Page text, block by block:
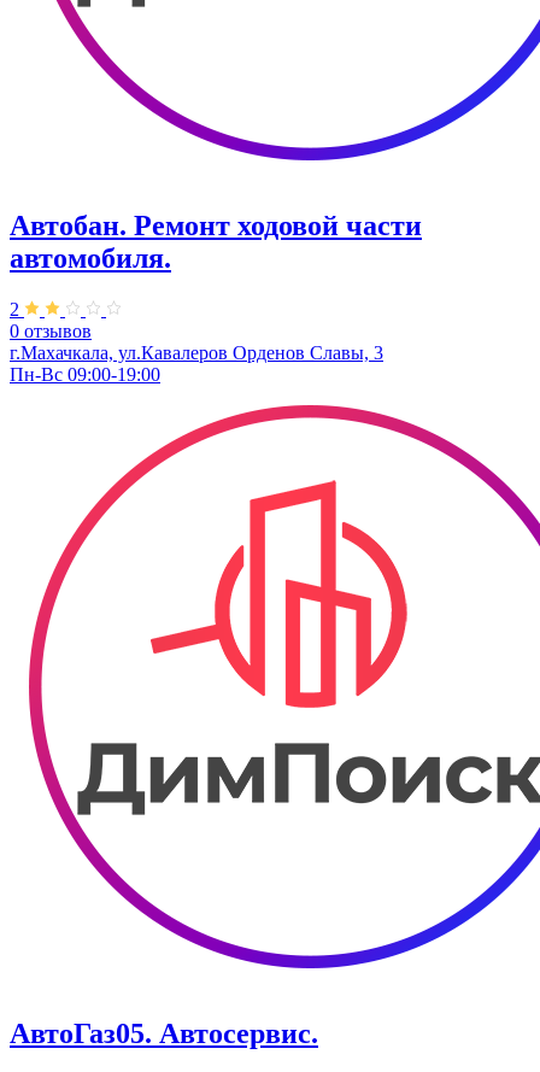
Автобан. ​Ремонт ходовой части
автомобиля.
2
0 отзывов
г.Махачкала, ул.Кавалеров Орденов Славы, 3
Пн-Вс 09:00-19:00
АвтоГаз05. ​Автосервис.